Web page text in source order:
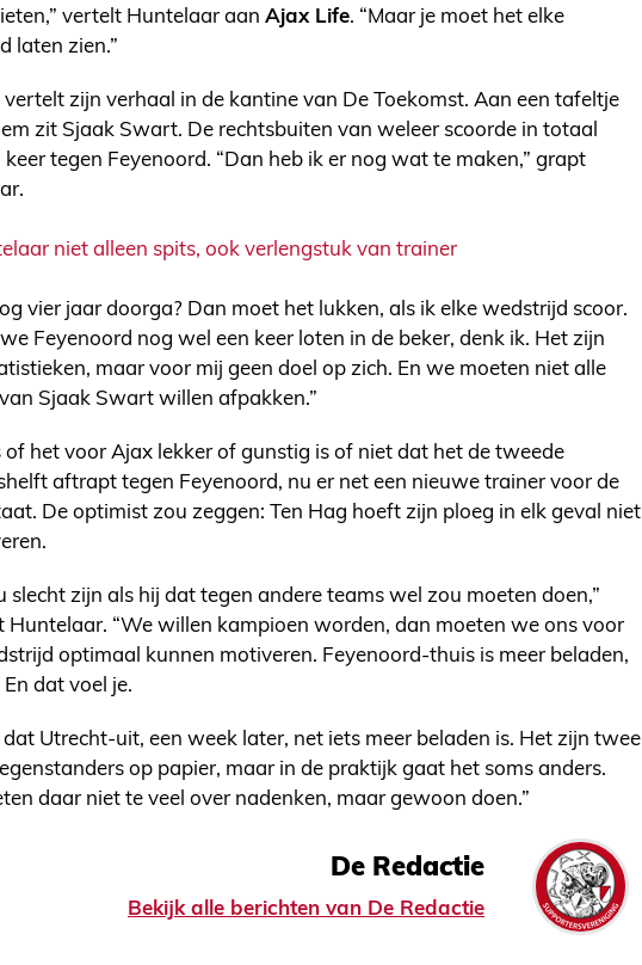
vertelt Huntelaar aan Ajax Life. “Maar je moet het elke
laten zien.”
vertelt zijn verhaal in de kantine van De Toekomst. Aan een tafeltje
zit Sjaak Swart. De rechtsbuiten van weleer scoorde in totaal
tegen Feyenoord. “Dan heb ik er nog wat te maken,” grapt
niet alleen spits, ook verlengstuk van trainer
vier jaar doorga? Dan moet het lukken, als ik elke wedstrijd scoor.
Feyenoord nog wel een keer loten in de beker, denk ik. Het zijn
maar voor mij geen doel op zich. En we moeten niet alle
Sjaak Swart willen afpakken.”
of het voor Ajax lekker of gunstig is of niet dat het de tweede
aftrapt tegen Feyenoord, nu er net een nieuwe trainer voor de
De optimist zou zeggen: Ten Hag hoeft zijn ploeg in elk geval niet
slecht zijn als hij dat tegen andere teams wel zou moeten doen,”
Huntelaar. “We willen kampioen worden, dan moeten we ons voor
optimaal kunnen motiveren. Feyenoord-thuis is meer beladen,
dat voel je.
dat Utrecht-uit, een week later, net iets meer beladen is. Het zijn twee
op papier, maar in de praktijk gaat het soms anders.
daar niet te veel over nadenken, maar gewoon doen.”
De Redactie
Bekijk alle berichten van De Redactie